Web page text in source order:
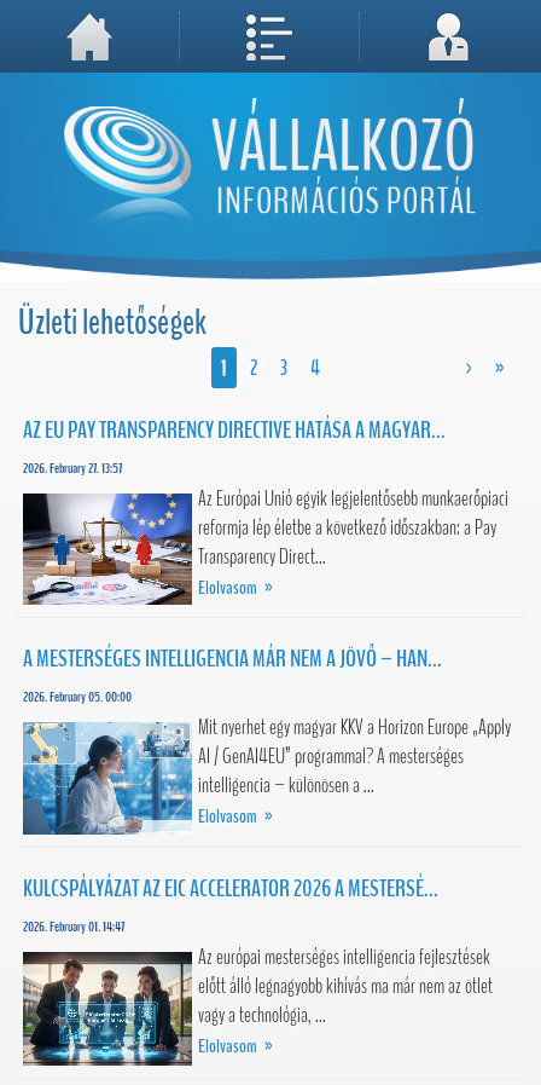
A weboldal használatával Ön elfogadja, hogy Cookie-kat (sütiket) tároljunk számítógépén. A sütik a weboldal megfelelő működéséhez
Megértettem, folytatás...
Üzleti lehetőségek
1 2 3 4 > »
AZ EU PAY TRANSPARENCY DIRECTIVE HATÁSA A MAGYAR...
2026. February 27. 13:57
Az Európai Unió egyik legjelentősebb munkaerőpiaci
reformja lép életbe a következő időszakban: a Pay
Transparency Direct...
Elolvasom »
A MESTERSÉGES INTELLIGENCIA MÁR NEM A JÖVŐ – HAN...
2026. February 05. 00:00
Mit nyerhet egy magyar KKV a Horizon Europe „Apply
AI / GenAI4EU” programmal? A mesterséges
intelligencia – különösen a ...
Elolvasom »
KULCSPÁLYÁZAT AZ EIC ACCELERATOR 2026 A MESTERSÉ...
2026. February 01. 14:47
Az európai mesterséges intelligencia fejlesztések
előtt álló legnagyobb kihívás ma már nem az ötlet
vagy a technológia, ...
Elolvasom »